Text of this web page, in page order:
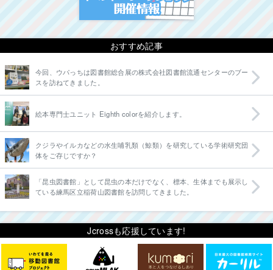
おすすめ記事
今回、ウパっちは図書館総合展の株式会社図書館流通センターのブー
スを訪ねてきました。
絵本専門士ユニット Eighth colorを紹介します。
クジラやイルカなどの水生哺乳類（鯨類）を研究している学術研究団
体をご存じですか？
「昆虫図書館」として昆虫の本だけでなく、標本、生体までも展示し
ている練馬区立稲荷山図書館を訪問してきました。
Jcrossも応援しています!